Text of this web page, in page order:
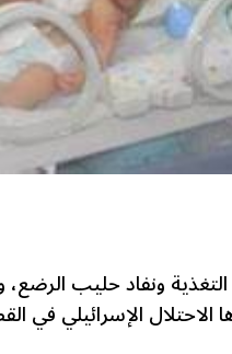
ونفاد حليب
الاحتلال الإسرائيلي في